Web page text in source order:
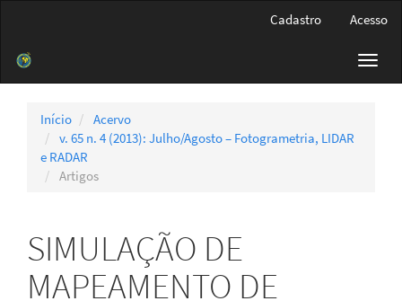
Barra
Cadastro Acesso
Início
Acervo
v. 65 n. 4 (2013): Julho/Agosto – Fotogrametria, LIDAR
e RADAR
Artigos
SIMULAÇÃO DE
MAPEAMENTO DE